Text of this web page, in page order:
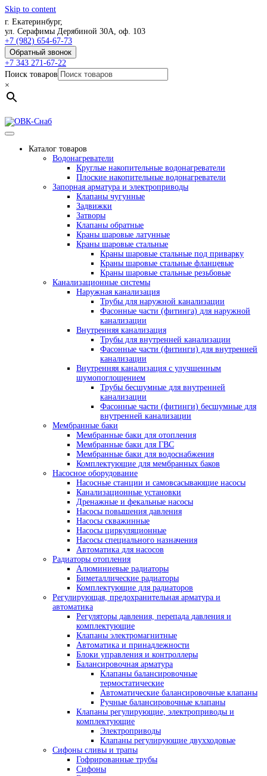
Skip to content
г. Екатеринбург,
ул. Серафимы Дерябиной 30А, оф. 103
+7 (982) 654-67-73
Обратный звонок
+7 343 271-67-22
Поиск товаров
×
Каталог товаров
Водонагреватели
Круглые накопительные водонагреватели
Плоские накопительные водонагреватели
Запорная арматура и электроприводы
Клапаны чугунные
Задвижки
Затворы
Клапаны обратные
Краны шаровые латунные
Краны шаровые стальные
Краны шаровые стальные под приварку
Краны шаровые стальные фланцевые
Краны шаровые стальные резьбовые
Канализационные системы
Наружная канализация
Трубы для наружной канализации
Фасонные части (фитинга) для наружной
канализации
Внутренняя канализация
Трубы для внутренней канализации
Фасонные части (фитинги) для внутренней
канализации
Внутренняя канализация с улучшенным
шумопоглощением
Трубы бесшумные для внутренней
канализации
Фасонные части (фитинги) бесшумные для
внутренней канализации
Мембранные баки
Мембранные баки для отопления
Мембранные баки для ГВС
Мембранные баки для водоснабжения
Комплектующие для мембранных баков
Насосное оборудование
Насосные станции и самовсасывающие насосы
Канализационные установки
Дренажные и фекальные насосы
Насосы повышения давления
Насосы скважинные
Насосы циркуляционные
Насосы специального назначения
Автоматика для насосов
Радиаторы отопления
Алюминиевые радиаторы
Биметаллические радиаторы
Комплектующие для радиаторов
Регулирующая, предохранительная арматура и
автоматика
Регуляторы давления, перепада давления и
комплектующие
Клапаны электромагнитные
Автоматика и принадлежности
Блоки управления и контроллеры
Балансировочная арматура
Клапаны балансировочные
термостатические
Автоматические балансировочные клапаны
Ручные балансировочные клапаны
Клапаны регулирующие, электроприводы и
комплектующие
Электроприводы
Клапаны регулирующие двухходовые
Сифоны сливы и трапы
Гофрированные трубы
Сифоны